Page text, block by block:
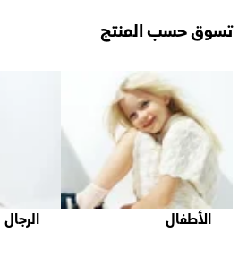
تسوق حسب المنتج
الأطفال الرجال